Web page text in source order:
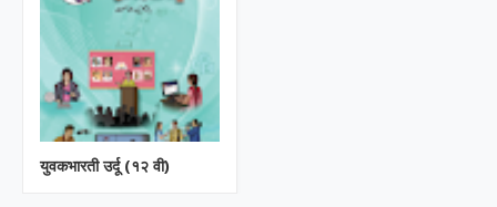
युवकभारती उर्दू (१२ वी)